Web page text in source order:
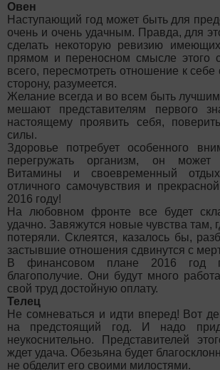
Овен
Наступающий год может быть для
очень и очень удачным. Правда, для
сделать некоторую ревизию
прямом и переносном смысле этого
всего, пересмотреть отношение к
сторону, разумеется.
Желание всегда и во всем быть
мешают представителям первого
настоящему проявить себя,
силы.
Здоровье потребует особенного
перегружать организм, он
Витамины и своевременный
отличного самочувствия и
2016 году!
На любовном фронте все будет
удачно. Завяжутся новые чувства там,
потеряли. Склеятся, казалось бы,
застывшие отношения сдвинутся с
В финансовом плане 2016 год
благополучие. Они будут много
свой труд достойную оплату.
Телец
Не сомневаться и идти вперед! Вот
на предстоящий год. И надо
неукоснительно. Представителей
ждет удача. Обезьяна будет
не обделит его своими милостями.